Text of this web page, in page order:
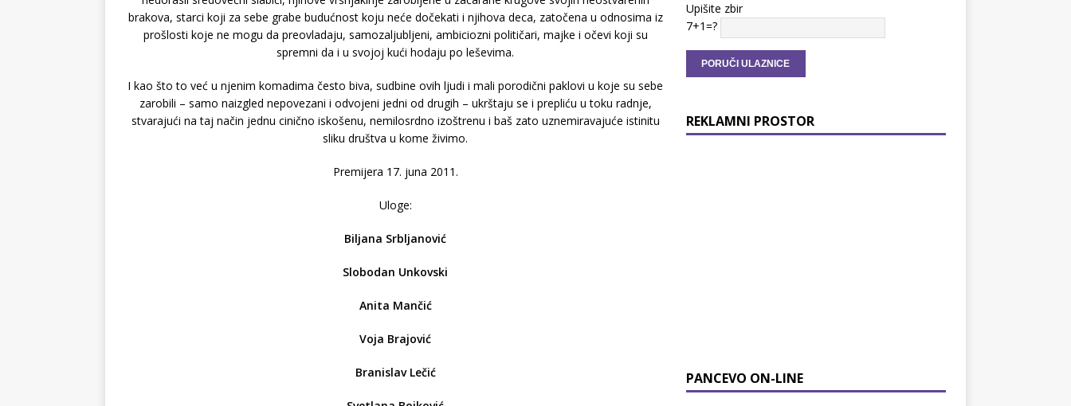
brakova, starci koji za sebe grabe budućnost koju neće dočekati i njihova deca, zatočena u odnosima iz
prošlosti koje ne mogu da preovladaju, samozaljubljeni, ambiciozni političari, majke i očevi koji su
spremni da i u svojoj kući hodaju po leševima.
I kao što to već u njenim komadima često biva, sudbine ovih ljudi i mali porodični paklovi u koje su sebe
zarobili – samo naizgled nepovezani i odvojeni jedni od drugih – ukrštaju se i prepliću u toku radnje,
stvarajući na taj način jednu cinično iskošenu, nemilosrdno izoštrenu i baš zato uznemiravajuće istinitu
sliku društva u kome živimo.
Premijera 17. juna 2011.
Uloge:
Biljana Srbljanović
Slobodan Unkovski
Anita Mančić
Voja Brajović
Branislav Lečić
Upišite zbir
7+1=?
REKLAMNI PROSTOR
PANCEVO ON-LINE